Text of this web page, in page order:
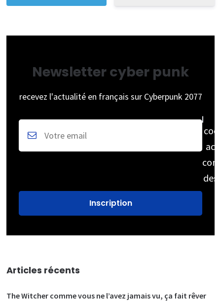
Newsletter cyber punk
recevez l'actualité en français sur Cyberpunk 2077
des
Articles récents
The Witcher comme vous ne l’avez jamais vu, ça fait rêver